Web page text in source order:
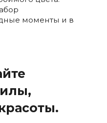
моменты и в